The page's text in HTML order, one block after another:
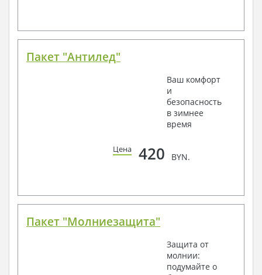
Пакет "Антилед"
Ваш комфорт
и
безопасность
в зимнее
время
Цена 420 BYN.
Пакет "Молниезащита"
Защита от
молнии:
подумайте о